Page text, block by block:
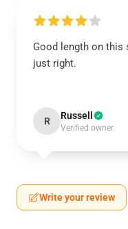
Good length on
just right.
R Russell
Verified owner
Write your review